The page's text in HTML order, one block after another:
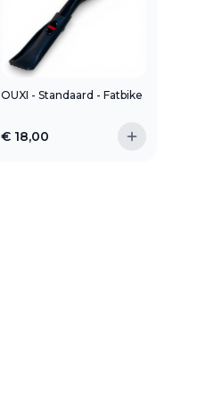
OUXI - Standaard - Fatbike
€ 18,00